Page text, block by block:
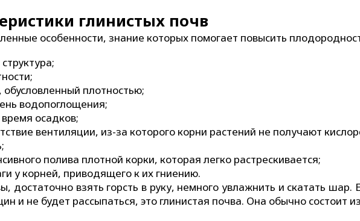
глинистых почв
особенности, знание которых помогает повысить
плотностью;
водопоглощения;
осадков;
вентиляции, из-за которого корни растений не получают
полива плотной корки, которая легко растрескивается;
у корней, приводящего к их гниению.
достаточно взять горсть в руку, немного увлажнить и скатать шар.
и не будет рассыпаться, это глинистая почва. Она обычно состоит